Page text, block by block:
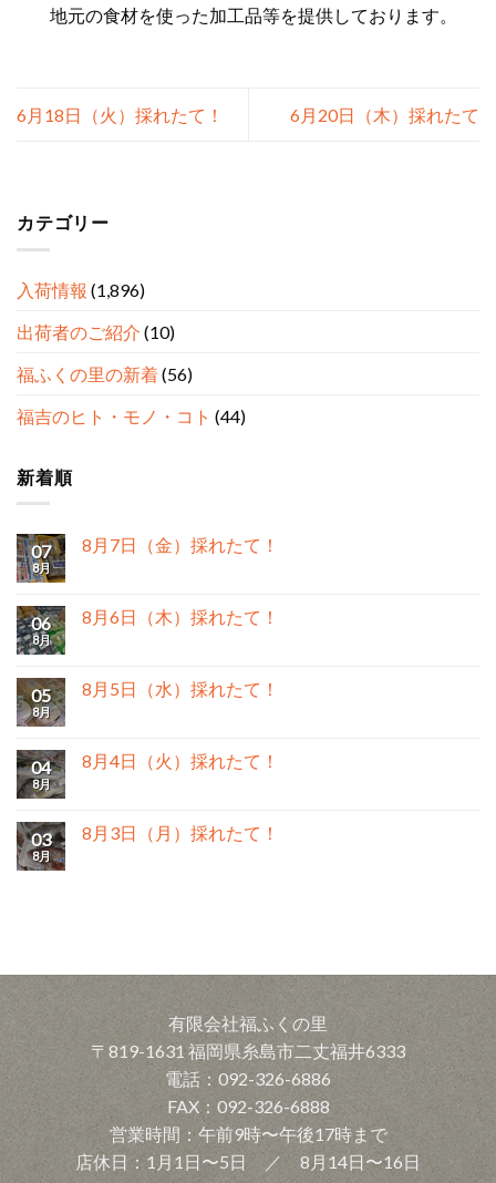
カテゴリー
入荷情報 (1,896)
出荷者のご紹介 (10)
福ふくの里の新着(56)
福吉のヒト・モノ・コト (44)
新着順
07
8月
8月7日（金）採れたて！
06
8月
8月6日（木）採れたて！
05
8月
8月5日（水）採れたて！
04
8月
8月4日（火）採れたて！
03
8月
8月3日（月）採れたて！
地元の食材を使った加工品等を提供しております。
6月18日（火）採れたて！ 6月20日（木）採れたて
有限会社福ふくの里
〒819-1631 福岡県糸島市二丈福井6333
電話：092-326-6886
FAX：092-326-6888
営業時間：午前9時〜午後17時まで
店休日：1月1日〜5日 ／ 8月14日〜16日